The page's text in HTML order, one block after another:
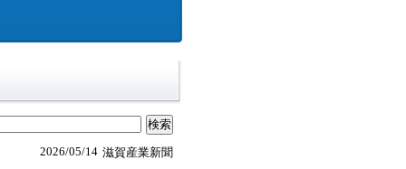
滋賀産業新聞
2026/05/14